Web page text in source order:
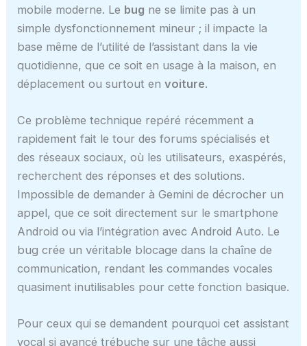
mobile moderne. Le bug ne se limite pas à un
simple dysfonctionnement mineur ; il impacte la
base même de l’utilité de l’assistant dans la vie
quotidienne, que ce soit en usage à la maison, en
déplacement ou surtout envoiture.
Ce problème technique repéré récemment a
rapidement fait le tour des forums spécialisés et
des réseaux sociaux, où les utilisateurs, exaspérés,
recherchent des réponses et des solutions.
Impossible de demander à Gemini de décrocher un
appel, que ce soit directement sur le smartphone
Android ou via l’intégration avec Android Auto. Le
bug crée un véritable blocage dans la chaîne de
communication, rendant les commandes vocales
quasiment inutilisables pour cette fonction basique.
Pour ceux qui se demandent pourquoi cet assistant
vocal si avancé trébuche sur une tâche aussi